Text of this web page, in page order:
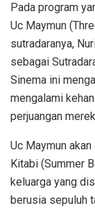
Pada program
Uc Maymun
sutradaranya,
sebagai
Sinema ini
mengalami
perjuangan
Uc Maymun
Kitabi (Summer
keluarga yang
berusia sepuluh